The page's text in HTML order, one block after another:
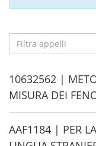
H
i
d
e
10632562 |
MISURA DEI
H
AAF1184 | PER